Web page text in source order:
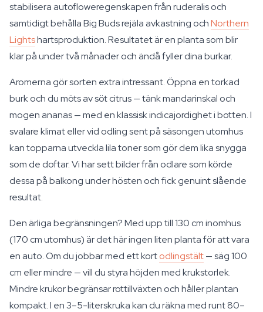
stabilisera autofloweregenskapen från ruderalis och
samtidigt behålla Big Buds rejäla avkastning ochNorthern
Lightshartsproduktion. Resultatet är en planta som blir
klar på under två månader och ändå fyller dina burkar.
Aromerna gör sorten extra intressant. Öppna en torkad
burk och du möts av söt citrus — tänk mandarinskal och
mogen ananas — med en klassisk indicajordighet i botten. I
svalare klimat eller vid odling sent på säsongen utomhus
kan topparna utveckla lila toner som gör dem lika snygga
som de doftar. Vi har sett bilder från odlare som körde
dessa på balkong under hösten och fick genuint slående
resultat.
Den ärliga begränsningen? Med upp till 130 cm inomhus
(170 cm utomhus) är det här ingen liten planta för att vara
en auto. Om du jobbar med ett kortodlingstält— säg 100
cm eller mindre — vill du styra höjden med krukstorlek.
Mindre krukor begränsar rottillväxten och håller plantan
kompakt. I en 3–5-literskruka kan du räkna med runt 80–